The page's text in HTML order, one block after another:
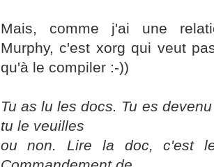
Mais, comme j'ai une
Murphy, c'est xorg qui veut
qu'à le compiler :-))
Tu as lu les docs. Tu es
tu le veuilles
ou non. Lire la doc, c'est